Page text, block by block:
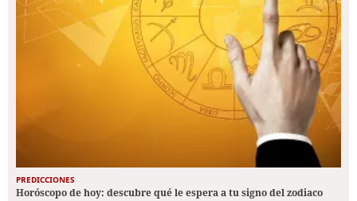
PREDICCIONES
Horóscopo de hoy: descubre qué le espera a tu signo del zodiaco